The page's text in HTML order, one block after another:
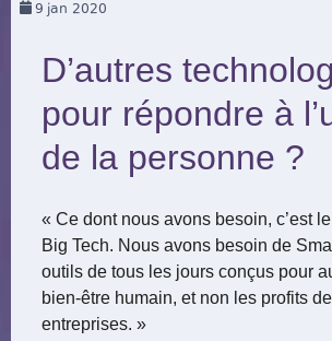
9 jan 2020
D’autres
pour répondre à
de la personne ?
« Ce dont nous avons besoin, c’est
Big Tech. Nous avons besoin de
outils de tous les jours conçus pour
bien-être humain, et non les profits
entreprises. »